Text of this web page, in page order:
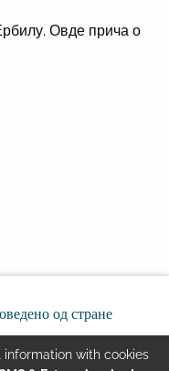
Овде прича о
од стране
with cookies